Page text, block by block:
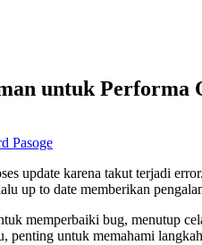
untuk Performa
Pasoge
update karena takut terjadi
up to date memberikan
memperbaiki bug, menutup
penting untuk memahami